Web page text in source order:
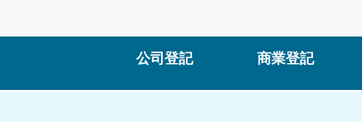
公司登記 商業登記